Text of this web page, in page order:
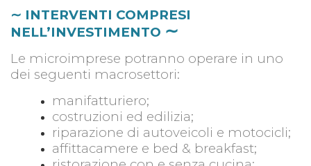
∼ INTERVENTI COMPRESI
NELL’INVESTIMENTO ∼
Le microimprese potranno operare in uno
dei seguenti macrosettori:
manifatturiero;
costruzioni ed edilizia;
riparazione di autoveicoli e motocicli;
affittacamere e bed & breakfast;